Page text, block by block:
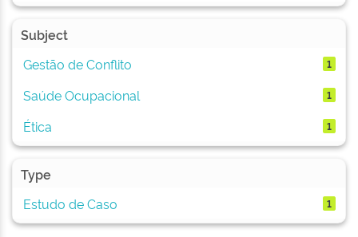
Subject
Gestão de Conflito
1
Saúde Ocupacional 1
Ética 1
Type
Estudo de Caso
1